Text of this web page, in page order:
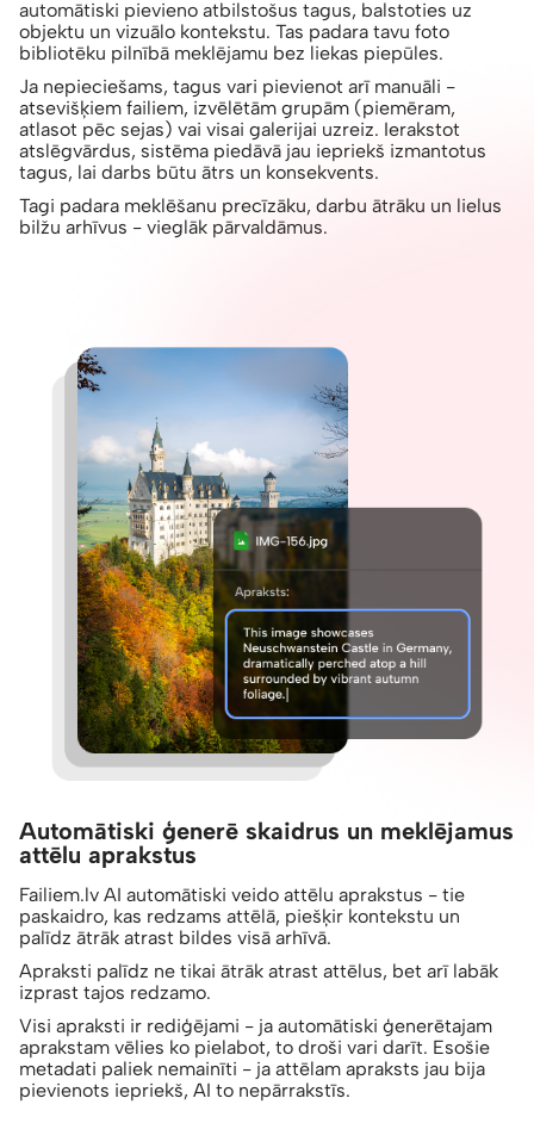
automātiski pievieno atbilstošus tagus, balstoties uz
objektu un vizuālo kontekstu. Tas padara tavu foto
bibliotēku pilnībā meklējamu bez liekas piepūles.
Ja nepieciešams, tagus vari pievienot arī manuāli -
atsevišķiem failiem, izvēlētām grupām (piemēram,
atlasot pēc sejas) vai visai galerijai uzreiz. Ierakstot
atslēgvārdus, sistēma piedāvā jau iepriekš izmantotus
tagus, lai darbs būtu ātrs un konsekvents.
Tagi padara meklēšanu precīzāku, darbu ātrāku un lielus
bilžu arhīvus - vieglāk pārvaldāmus.
Automātiski ģenerē skaidrus un meklējamus
attēlu aprakstus
Failiem.lv AI automātiski veido attēlu aprakstus - tie
paskaidro, kas redzams attēlā, piešķir kontekstu un
palīdz ātrāk atrast bildes visā arhīvā.
Apraksti palīdz ne tikai ātrāk atrast attēlus, bet arī labāk
izprast tajos redzamo.
Visi apraksti ir rediģējami - ja automātiski ģenerētajam
aprakstam vēlies ko pielabot, to droši vari darīt. Esošie
metadati paliek nemainīti - ja attēlam apraksts jau bija
pievienots iepriekš, AI to nepārrakstīs.